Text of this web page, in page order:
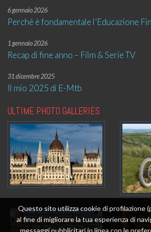
6 gennaio 2026
Perché è fondamentale l’Educazione
1 gennaio 2026
Recap di fine anno – Film & Serie TV
31 dicembre 2025
Il mio 2025 di E-Mtb
ULTIME PHOTO GALLERIES
Questo sito utilizza cookie di profilazione
al fine di migliorare la tua esperienza di
messaggi pubblicitari in linea con le